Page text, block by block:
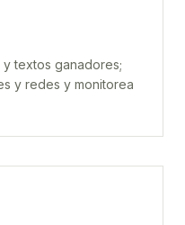
textos ganadores;
y redes y monitorea